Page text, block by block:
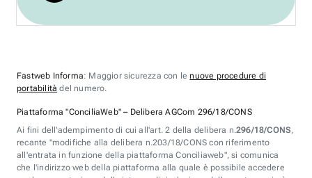
Fastweb Informa: Maggior sicurezza con lenuove procedure di
portabilità del numero.
Piattaforma "ConciliaWeb" – Delibera AGCom 296/18/CONS
Ai fini dell'adempimento di cui all'art. 2 della delibera n.296/18/CONS,
recante "modifiche alla delibera n.203/18/CONS con riferimento
all'entrata in funzione della piattaforma Conciliaweb", si comunica
che l'indirizzo web della piattaforma alla quale è possibile accedere